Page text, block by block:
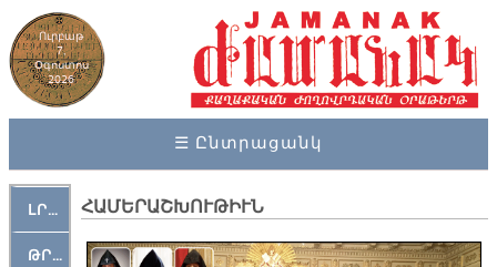
Ուրբաթ
7,
Օգոստոս
2026
☰ Ընտրացանկ
ԼՐԱՀՈՍ
ԹՐՔԱՀԱՅ ԿԵԱՆՔ
ՀԱՄԵՐԱՇԽՈՒԹԻՒՆ